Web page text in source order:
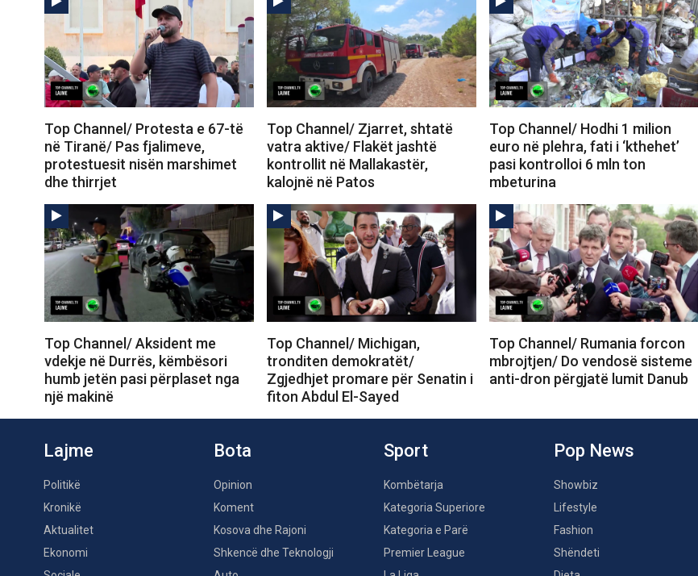
Top Channel/ Protesta e 67-të
në Tiranë/ Pas fjalimeve,
protestuesit nisën marshimet
dhe thirrjet
Top Channel/ Zjarret, shtatë
vatra aktive/ Flakët jashtë
kontrollit në Mallakastër,
kalojnë në Patos
Top Channel/ Hodhi 1 milion
euro në plehra, fati i ‘kthehet’
pasi kontrolloi 6 mln ton
mbeturina
Top Channel/ Aksident me
vdekje në Durrës, këmbësori
humb jetën pasi përplaset nga
një makinë
Top Channel/ Michigan,
tronditen demokratët/
Zgjedhjet promare për Senatin i
fiton Abdul El-Sayed
Top Channel/ Rumania forcon
mbrojtjen/ Do vendosë sisteme
anti-dron përgjatë lumit Danub
Lajme
Politikë
Kronikë
Aktualitet
Ekonomi
Bota
Opinion
Koment
Kosova dhe Rajoni
Shkencë dhe Teknologji
Sport
Kombëtarja
Kategoria Superiore
Kategoria e Parë
Premier League
Pop News
Showbiz
Lifestyle
Fashion
Shëndeti